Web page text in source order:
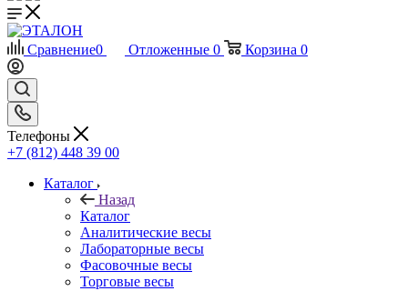
Сравнение0 Отложенные 0 Корзина 0
Телефоны
+7 (812) 448 39 00
Каталог
Назад
Каталог
Аналитические весы
Лабораторные весы
Фасовочные весы
Торговые весы